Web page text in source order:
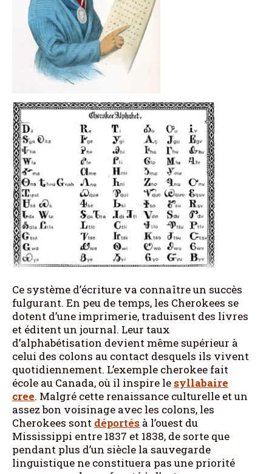
Ce système d’écriture va connaître un succès
fulgurant. En peu de temps, les Cherokees se
dotent d’une imprimerie, traduisent des livres
et éditent un journal. Leur taux
d’alphabétisation devient même supérieur à
celui des colons au contact desquels ils vivent
quotidiennement. L’exemple cherokee fait
école au Canada, où il inspire le syllabaire
cree. Malgré cette renaissance culturelle et un
assez bon voisinage avec les colons, les
Cherokees sont déportés à l’ouest du
Mississippi entre 1837 et 1838, de sorte que
pendant plus d’un siècle la sauvegarde
linguistique ne constituera pas une priorité